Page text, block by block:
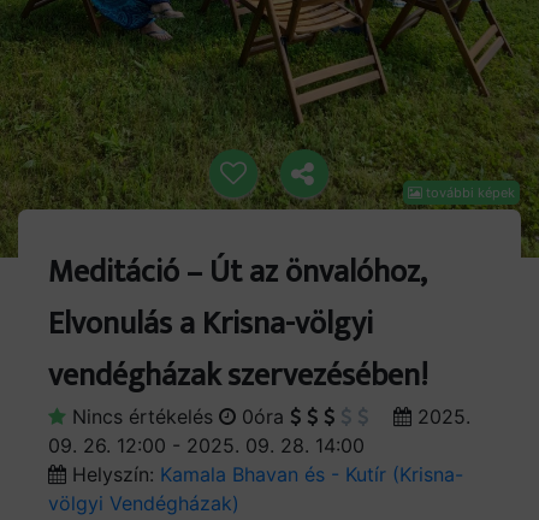
további képek
Meditáció – Út az önvalóhoz,
Elvonulás a Krisna-völgyi
vendégházak szervezésében!
Nincs értékelés 0óra
2025.
09. 26. 12:00 - 2025. 09. 28. 14:00
Helyszín: Kamala Bhavan és - Kutír (Krisna-
völgyi Vendégházak)